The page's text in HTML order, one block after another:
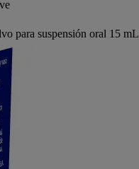
para suspensión oral 15 mL